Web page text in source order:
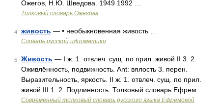
Ожегов, Н.Ю. Шведова. 1949 1992 …
Толковый словарь Ожегова
4 живость — • необыкновенная живость …
Словарь русской идиоматики
5 Живость — I ж. 1. отвлеч. сущ. по прил. живой II 3. 2.
Оживлённость, подвижность. Ant: вялость 3. перен.
Выразительность, яркость. II ж. 1. отвлеч. сущ. по прил.
живой III 1. 2. Подлинность. Толковый словарь Ефрем …
Современный толковый словарь русского языка Ефремовой